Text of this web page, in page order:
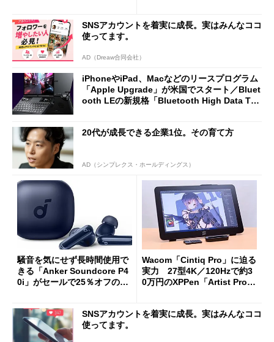
SNSアカウントを着実に成長。実はみんなココ
使ってます。
AD（Dreaw合同会社）
iPhoneやiPad、Macなどのリースプログラム
「Apple Upgrade」が米国でスタート／Bluet
ooth LEの新規格「Bluetooth High Data Thr
20代が成長できる企業1位。その育て方
AD（シンプレクス・ホールディングス）
騒音を気にせず長時間使用で
きる「Anker Soundcore P4
0i」がセールで25％オフの59
Wacom「Cintiq Pro」に迫る
実力 27型4K／120Hzで約3
0万円のXPPen「Artist Pro 2
SNSアカウントを着実に成長。実はみんなココ
使ってます。